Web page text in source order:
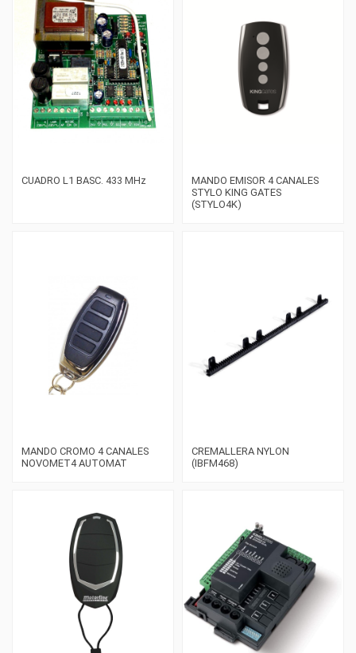
CUADRO L1 BASC. 433 MHz
MANDO EMISOR 4 CANALES
STYLO KING GATES
(STYLO4K)
MANDO CROMO 4 CANALES
NOVOMET4 AUTOMAT
CREMALLERA NYLON
(IBFM468)